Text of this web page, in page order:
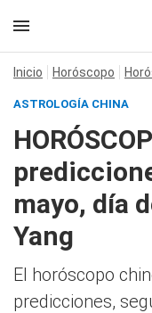
Inicio Horóscopo
ASTROLOGÍA CHINA
mayo, día
Yang
El horóscopo
predicciones,